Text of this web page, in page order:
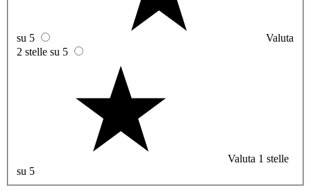
su 5
Valuta
2 stelle su 5
Valuta 1 stelle
su 5